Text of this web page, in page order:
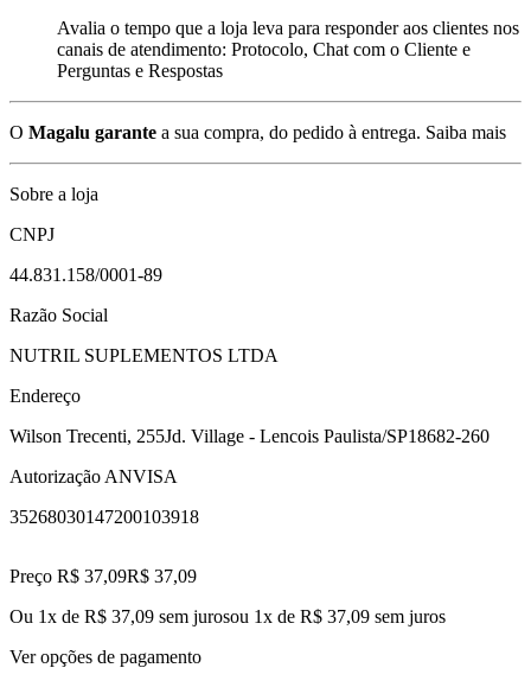
Avalia o tempo que a loja leva para responder aos clientes nos
canais de atendimento: Protocolo, Chat com o Cliente e
Perguntas e Respostas
O Magalu garante a sua compra, do pedido à entrega. Saiba mais
Sobre a loja
CNPJ
44.831.158/0001-89
Razão Social
NUTRIL SUPLEMENTOS LTDA
Endereço
Wilson Trecenti, 255Jd. Village - Lencois Paulista/SP18682-260
Autorização ANVISA
35268030147200103918
Preço R$ 37,09R$ 37,09
Ou 1x de R$ 37,09 sem jurosou 1x de R$ 37,09 sem juros
Ver opções de pagamento